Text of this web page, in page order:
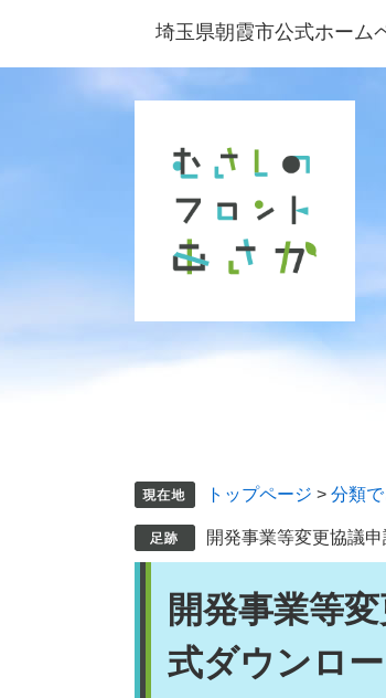
ジ
ュ
埼玉県朝霞市公式ホーム
トップページ > 分類
開発事業等変更協議
開発事業等
式ダウンロ